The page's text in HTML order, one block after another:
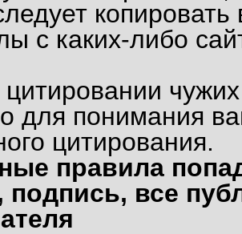
c каких-либо
для понимания
цитирования.
правила
все